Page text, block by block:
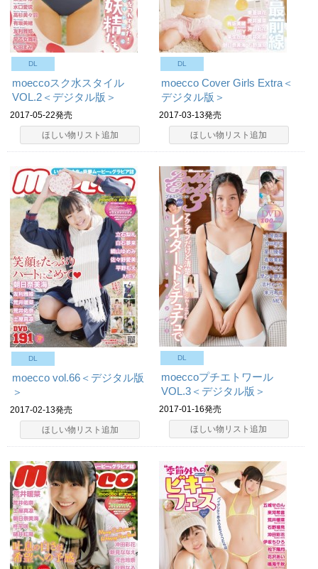
DL
moeccoスク水スタイル
VOL.2＜デジタル版＞
2017-05-22発売
ほしい物リスト追加
DL
moecco Cover Girls Extra＜
デジタル版＞
2017-03-13発売
ほしい物リスト追加
DL
moecco vol.66＜デジタル版
＞
2017-02-13発売
ほしい物リスト追加
DL
moeccoプチエトワール
VOL.3＜デジタル版＞
2017-01-16発売
ほしい物リスト追加